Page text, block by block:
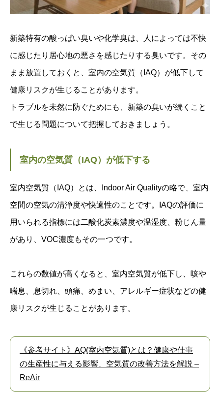
新築特有の酸っぱい臭いや化学臭は、人によっては不快
に感じたり居心地の悪さを感じたりする臭いです。その
まま放置しておくと、室内の空気質（IAQ）が低下して
健康リスクが生じることがあります。
トラブルを未然に防ぐためにも、新築の臭いが続くこと
で生じる問題について把握しておきましょう。
室内の空気質（IAQ）が低下する
室内空気質（IAQ）とは、Indoor Air Qualityの略で、室内
空間の空気の清浄度や快適性のことです。IAQの評価に
用いられる指標には二酸化炭素濃度や温湿度、粉じん量
があり、VOC濃度もその一つです。
これらの数値が高くなると、室内空気質が低下し、咳や
喘息、息切れ、頭痛、めまい、アレルギー症状などの健
康リスクが生じることがあります。
《参考サイト》AQ(室内空気質)とは？健康や仕事
の生産性に与える影響、空気質の改善方法を解説 –
ReAir